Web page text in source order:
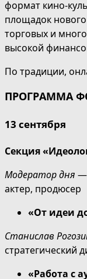
формат кино-
площадок
торговых и
высокой
По традиции,
ПРОГРАММА
13 сентября
Секция
Модератор дня —
актер, продюсер
«От идеи
Станислав
стратегический
«Работа с